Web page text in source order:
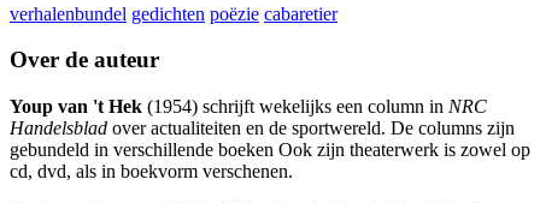
verhalenbundel gedichten poëzie cabaretier
Over de auteur
Youp van 't Hek (1954) schrijft wekelijks een column in NRC
Handelsblad over actualiteiten en de sportwereld. De columns zijn
gebundeld in verschillende boeken Ook zijn theaterwerk is zowel op
cd, dvd, als in boekvorm verschenen.